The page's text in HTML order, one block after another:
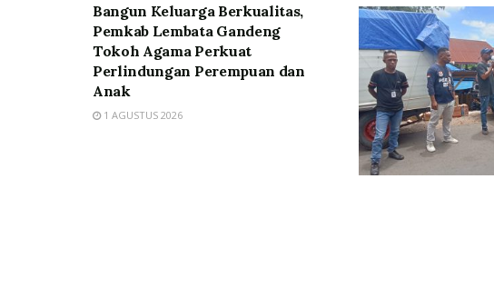
Bangun Keluarga Berkualitas,
Pemkab Lembata Gandeng
Tokoh Agama Perkuat
Perlindungan Perempuan dan
Anak
1 AGUSTUS 2026